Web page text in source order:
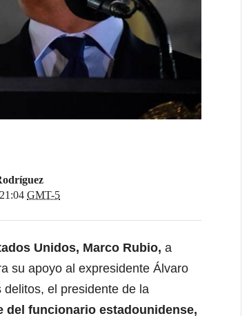
GMT-5
Unidos, Marco Rubio, a
su apoyo al expresidente Álvaro
el presidente de la
del funcionario estadounidense,